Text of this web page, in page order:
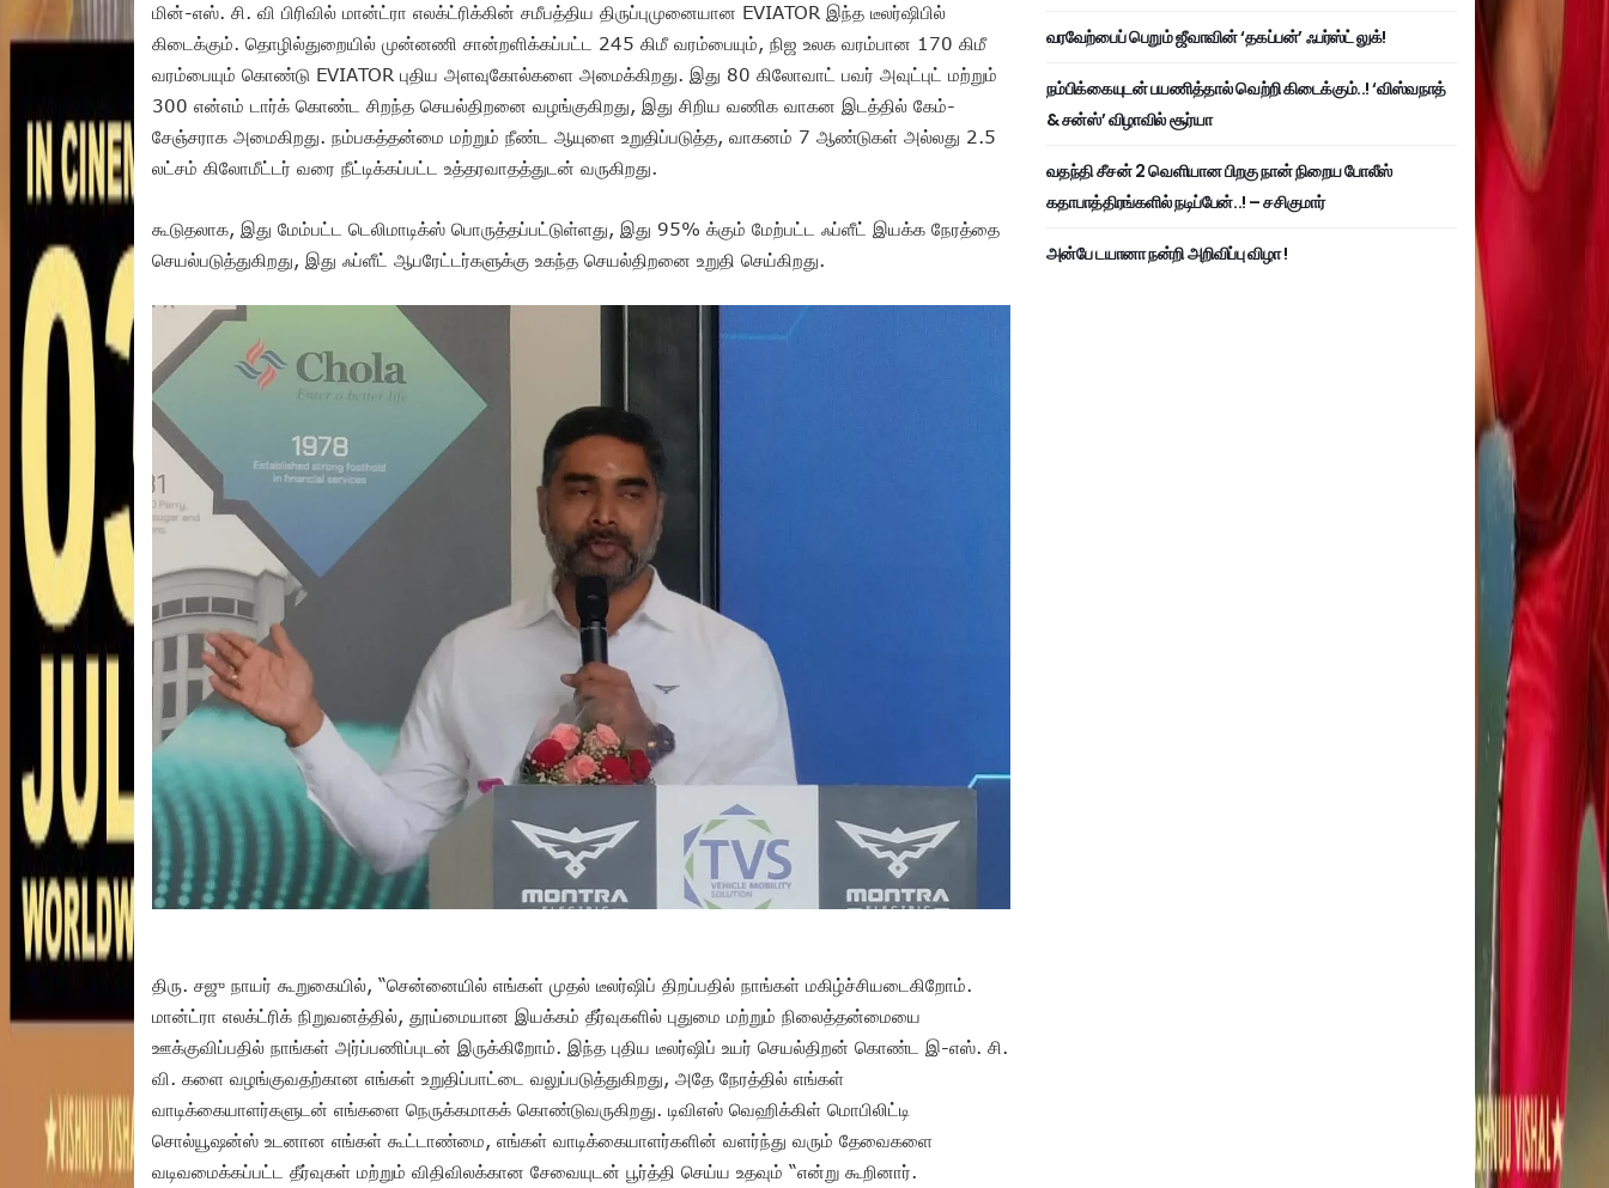
மின்-எஸ். சி. வி பிரிவில் மான்ட்ரா எலக்ட்ரிக்கின் சமீபத்திய திருப்புமுனையான EVIATOR இந்த டீலர்ஷிபில்
கிடைக்கும். தொழில்துறையில் முன்னணி சான்றளிக்கப்பட்ட 245 கிமீ வரம்பையும், நிஜ உலக வரம்பான 170 கிமீ
வரம்பையும் கொண்டு EVIATOR புதிய அளவுகோல்களை அமைக்கிறது. இது 80 கிலோவாட் பவர் அவுட்புட் மற்றும்
300 என்எம் டார்க் கொண்ட சிறந்த செயல்திறனை வழங்குகிறது, இது சிறிய வணிக வாகன இடத்தில் கேம்-
சேஞ்சராக அமைகிறது. நம்பகத்தன்மை மற்றும் நீண்ட ஆயுளை உறுதிப்படுத்த, வாகனம் 7 ஆண்டுகள் அல்லது 2.5
லட்சம் கிலோமீட்டர் வரை நீட்டிக்கப்பட்ட உத்தரவாதத்துடன் வருகிறது.
கூடுதலாக, இது மேம்பட்ட டெலிமாடிக்ஸ் பொருத்தப்பட்டுள்ளது, இது 95% க்கும் மேற்பட்ட ஃப்ளீட் இயக்க நேரத்தை
செயல்படுத்துகிறது, இது ஃப்ளீட் ஆபரேட்டர்களுக்கு உகந்த செயல்திறனை உறுதி செய்கிறது.
திரு. சஜு நாயர் கூறுகையில், “சென்னையில் எங்கள் முதல் டீலர்ஷிப் திறப்பதில் நாங்கள் மகிழ்ச்சியடைகிறோம்.
மான்ட்ரா எலக்ட்ரிக் நிறுவனத்தில், தூய்மையான இயக்கம் தீர்வுகளில் புதுமை மற்றும் நிலைத்தன்மையை
ஊக்குவிப்பதில் நாங்கள் அர்ப்பணிப்புடன் இருக்கிறோம். இந்த புதிய டீலர்ஷிப் உயர் செயல்திறன் கொண்ட இ-எஸ். சி.
வி. களை வழங்குவதற்கான எங்கள் உறுதிப்பாட்டை வலுப்படுத்துகிறது, அதே நேரத்தில் எங்கள்
வாடிக்கையாளர்களுடன் எங்களை நெருக்கமாகக் கொண்டுவருகிறது. டிவிஎஸ் வெஹிக்கிள் மொபிலிட்டி
சொல்யூஷன்ஸ் உடனான எங்கள் கூட்டாண்மை, எங்கள் வாடிக்கையாளர்களின் வளர்ந்து வரும் தேவைகளை
வடிவமைக்கப்பட்ட தீர்வுகள் மற்றும் விதிவிலக்கான சேவையுடன் பூர்த்தி செய்ய உதவும் “என்று கூறினார்.
வரவேற்பைப் பெறும் ஜீவாவின் ‘தகப்பன்’ ஃபர்ஸ்ட் லுக்!
நம்பிக்கையுடன் பயணித்தால் வெற்றி கிடைக்கும்..! ‘விஸ்வநாத்
& சன்ஸ்’ விழாவில் சூர்யா
வதந்தி சீசன் 2 வெளியான பிறகு நான் நிறைய போலீஸ்
கதாபாத்திரங்களில் நடிப்பேன்..! – சசிகுமார்
அன்பே டயானா நன்றி அறிவிப்பு விழா !